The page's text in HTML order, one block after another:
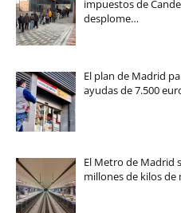
impuestos de
desplome…
El plan de Madrid
ayudas de 7.500
El Metro de Madrid
millones de kilos